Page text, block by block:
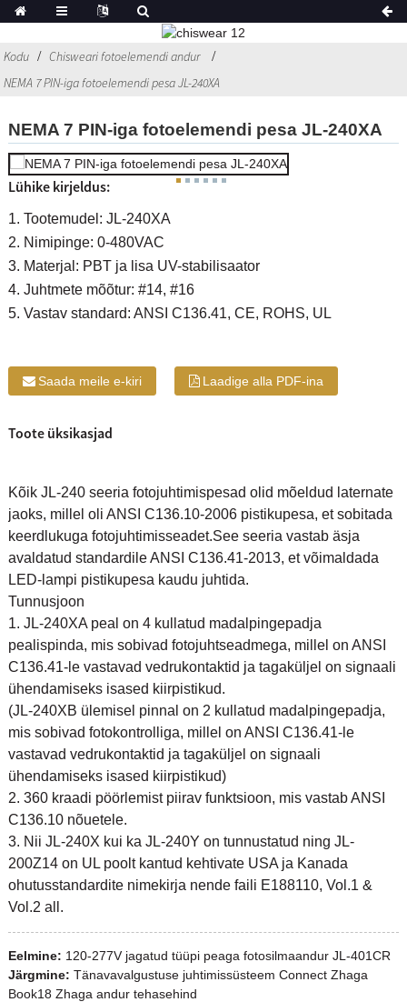
Kodu
Chisweari fotoelemendi andur
NEMA 7 PIN-iga fotoelemendi pesa JL-240XA
NEMA 7 PIN-iga fotoelemendi pesa JL-240XA
Lühike kirjeldus:
1. Tootemudel: JL-240XA
2. Nimipinge: 0-480VAC
3. Materjal: PBT ja lisa UV-stabilisaator
4. Juhtmete mõõtur: #14, #16
5. Vastav standard: ANSI C136.41, CE, ROHS, UL
Saada meile e-kiri Laadige alla PDF-ina
Toote üksikasjad
Kõik JL-240 seeria fotojuhtimispesad olid mõeldud laternate
jaoks, millel oli ANSI C136.10-2006 pistikupesa, et sobitada
keerdlukuga fotojuhtimisseadet.See seeria vastab äsja
avaldatud standardile ANSI C136.41-2013, et võimaldada
LED-lampi pistikupesa kaudu juhtida.
Tunnusjoon
1. JL-240XA peal on 4 kullatud madalpingepadja
pealispinda, mis sobivad fotojuhtseadmega, millel on ANSI
C136.41-le vastavad vedrukontaktid ja tagaküljel on signaali
ühendamiseks isased kiirpistikud.
(JL-240XB ülemisel pinnal on 2 kullatud madalpingepadja,
mis sobivad fotokontrolliga, millel on ANSI C136.41-le
vastavad vedrukontaktid ja tagaküljel on signaali
ühendamiseks isased kiirpistikud)
2. 360 kraadi pöörlemist piirav funktsioon, mis vastab ANSI
C136.10 nõuetele.
3. Nii JL-240X kui ka JL-240Y on tunnustatud ning JL-
200Z14 on UL poolt kantud kehtivate USA ja Kanada
ohutusstandardite nimekirja nende faili E188110, Vol.1 &
Vol.2 all.
Eelmine: 120-277V jagatud tüüpi peaga fotosilmaandur JL-401CR
Järgmine: Tänavavalgustuse juhtimissüsteem Connect Zhaga
Book18 Zhaga andur tehasehind